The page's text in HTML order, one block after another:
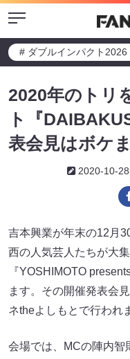
Menu
# ダブルインパクト2026
2020年のトリ
ト『
表会見はボケ
2020-10-28
吉本興業が年末の12月
西の人気芸人たちが大
『YOSHIMOTO
ます。その開催発表会
ネtheよしもとで行われ
会場では、MCの陣内智